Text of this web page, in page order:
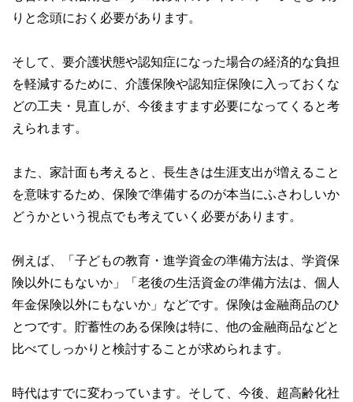
りと念頭におく必要があります。
そして、要介護状態や認知症になった場合の経済的な負担
を軽減するために、介護保険や認知症保険に入っておくな
どの工夫・見直しが、今後ますます必要になってくると考
えられます。
また、家計面も考えると、長生きは生涯支出が増えること
を意味するため、保険で準備するのが本当にふさわしいか
どうかという視点でも考えていく必要があります。
例えば、「子どもの教育・進学資金の準備方法は、学資保
険以外にもないか」「老後の生活資金の準備方法は、個人
年金保険以外にもないか」などです。保険は金融商品のひ
とつです。貯蓄性のある保険は特に、他の金融商品などと
比べてしっかりと検討することが求められます。
時代はすでに変わっています。そして、今後、超高齢化社